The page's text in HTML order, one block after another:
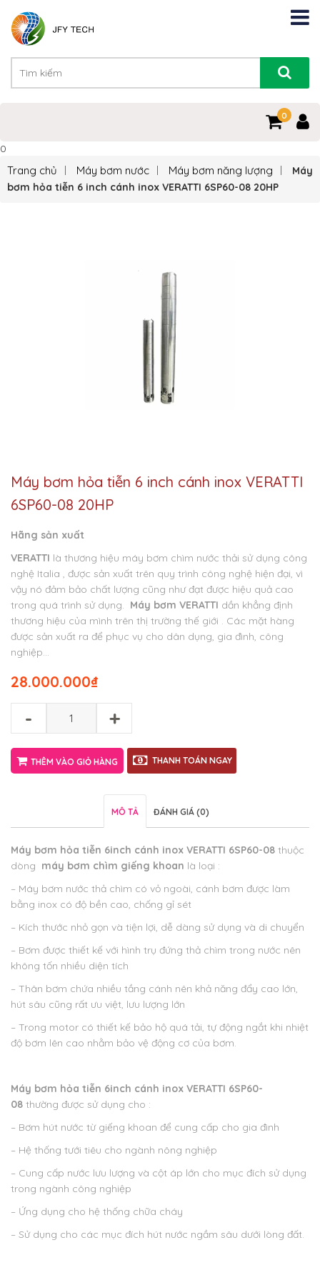
0
0
Trang chủ Máy bơm nước Máy bơm năng lượng
Máy
bơm hỏa tiễn 6 inch cánh inox VERATTI 6SP60-08 20HP
Máy bơm hỏa tiễn 6 inch cánh inox VERATTI
6SP60-08 20HP
Hãng sản xuất
VERATTI là thương hiệu máy bơm chìm nước thải sử dụng công
nghệ Italia , được sản xuất trên quy trình công nghệ hiện đại, vì
vậy nó đảm bảo chất lượng cũng như đạt được hiệu quả cao
trong quá trình sử dụng. Máy bơm VERATTI dần khẳng định
thương hiệu của mình trên thị trường thế giới . Các mặt hàng
được sản xuất ra để phục vụ cho dân dụng, gia đình, công
nghiệp…
₫
28.000.000
- +
THÊM VÀO GIỎ HÀNG THANH TOÁN NGAY
MÔ TẢ ĐÁNH GIÁ (0)
Máy bơm hỏa tiễn 6inch cánh inox VERATTI 6SP60-08 thuộc
dòng máy bơm chìm giếng khoan là loại :
– Máy bơm nước thả chìm có vỏ ngoài, cánh bơm được làm
bằng inox có độ bền cao, chống gỉ sét
– Kích thước nhỏ gọn và tiện lợi, dễ dàng sử dụng và di chuyển
– Bơm được thiết kế với hình trụ đứng thả chìm trong nước nên
không tốn nhiều diện tích
– Thân bơm chứa nhiều tầng cánh nên khả năng đẩy cao lớn,
hút sâu cũng rất ưu việt, lưu lượng lớn
– Trong motor có thiết kế bảo hộ quá tải, tự động ngắt khi nhiệt
độ bơm lên cao nhằm bảo vệ động cơ của bơm.
Máy bơm hỏa tiễn 6inch cánh inox VERATTI 6SP60-
08 thường được sử dụng cho :
– Bơm hút nước từ giếng khoan để cung cấp cho gia đình
– Hệ thống tưới tiêu cho ngành nông nghiệp
– Cung cấp nước lưu lượng và cột áp lớn cho mục đích sử dụng
trong ngành công nghiệp
– Ứng dụng cho hệ thống chữa cháy
– Sử dụng cho các mục đích hút nước ngầm sâu dưới lòng đất.